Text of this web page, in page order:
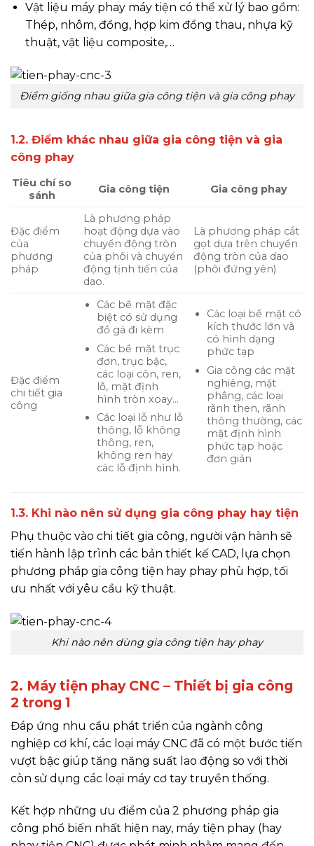
Vật liệu máy phay máy tiện có thể xử lý bao gồm:
Thép, nhôm, đồng, hợp kim đồng thau, nhựa kỹ
thuật, vật liệu composite,…
Điểm giống nhau giữa gia công tiện và gia công phay
1.2. Điểm khác nhau giữa gia công tiện và gia
công phay
Tiêu chí so
sánh
Gia công tiện Gia công phay
Đặc điểm
của
phương
pháp
Là phương pháp
hoạt động dựa vào
chuyển động tròn
của phôi và chuyển
động tịnh tiến của
dao.
Là phương pháp cắt
gọt dựa trên chuyển
động tròn của dao
(phôi đứng yên)
Đặc điểm
chi tiết gia
công
Các bề mặt đặc
biệt có sử dụng
đồ gá đi kèm
Các bề mặt trục
đơn, trục bậc,
các loại côn, ren,
lỗ, mặt định
hình tròn xoay…
Các loại lỗ như lỗ
thông, lỗ không
thông, ren,
không ren hay
các lỗ định hình.
Các loại bề mặt có
kích thước lớn và
có hình dạng
phức tạp
Gia công các mặt
nghiêng, mặt
phẳng, các loại
rãnh then, rãnh
thông thường, các
mặt định hình
phức tạp hoặc
đơn giản
1.3. Khi nào nên sử dụng gia công phay hay tiện
Phụ thuộc vào chi tiết gia công, người vận hành sẽ
tiến hành lập trình các bản thiết kế CAD, lựa chọn
phương pháp gia công tiện hay phay phù hợp, tối
ưu nhất với yêu cầu kỹ thuật.
Khi nào nên dùng gia công tiện hay phay
2. Máy tiện phay CNC – Thiết bị gia công
2 trong 1
Đáp ứng nhu cầu phát triển của ngành công
nghiệp cơ khí, các loại máy CNC đã có một bước tiến
vượt bậc giúp tăng năng suất lao động so với thời
còn sử dụng các loại máy cơ tay truyền thống.
Kết hợp những ưu điểm của 2 phương pháp gia
công phổ biến nhất hiện nay, máy tiện phay (hay